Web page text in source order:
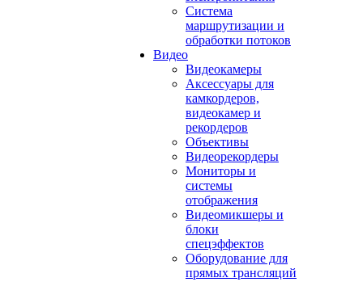
Система
маршрутизации и
обработки потоков
Видео
Видеокамеры
Аксессуары для
камкордеров,
видеокамер и
рекордеров
Объективы
Видеорекордеры
Мониторы и
системы
отображения
Видеомикшеры и
блоки
спецэффектов
Оборудование для
прямых трансляций